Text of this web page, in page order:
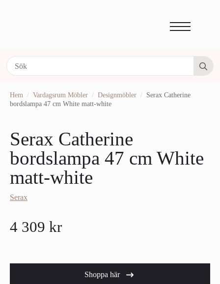
Hem Vardagsrum Möbler Designmöbler
Serax Catherine
bordslampa 47 cm White matt-white
Serax Catherine
bordslampa 47 cm White
matt-white
Serax
4 309 kr
Shoppa här